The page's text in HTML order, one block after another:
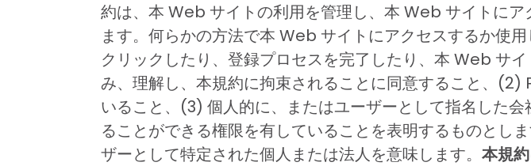
約は、本 Web サイトの利用を管理し、本 Web サイトに
ます。何らかの方法で本 Web サイトにアクセスするか使
クリックしたり、登録プロセスを完了したり、本 Web サ
み、理解し、本規約に拘束されることに同意すること、
いること、(3) 個人的に、またはユーザーとして指名した
ることができる権限を有していることを表明するものとしま
ザーとして特定された個人または法人を意味します。 本規